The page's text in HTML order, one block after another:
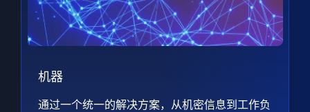
机器
通过一个统一的解决方案，从机密信息到工作负